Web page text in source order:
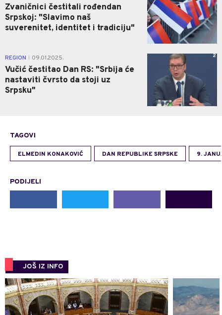
Zvaničnici čestitali rođendan
Srpskoj: "Slavimo naš
suverenitet, identitet i tradiciju"
REGION 09.01.2025.
Vučić čestitao Dan RS: "Srbija će
nastaviti čvrsto da stoji uz
Srpsku"
2
TAGOVI
ELMEDIN KONAKOVIĆ DAN REPUBLIKE SRPSKE 9.
PODIJELI
JOŠ IZ INFO
0